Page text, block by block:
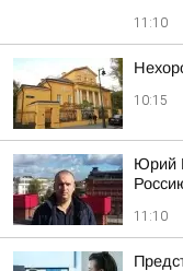
11:10
10:15
Юрий
11:10